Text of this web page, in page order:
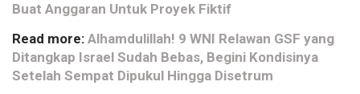
Buat Anggaran Untuk Proyek Fiktif
Read more: Alhamdulillah! 9 WNI Relawan GSF yang
Ditangkap Israel Sudah Bebas, Begini Kondisinya
Setelah Sempat Dipukul Hingga Disetrum